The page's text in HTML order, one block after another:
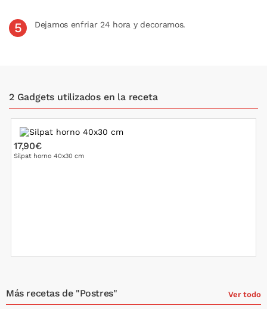
Dejamos enfriar 24 hora y decoramos.
2 Gadgets utilizados en la receta
17,90€
Silpat horno 40x30 cm
Más recetas de "Postres" Ver todo